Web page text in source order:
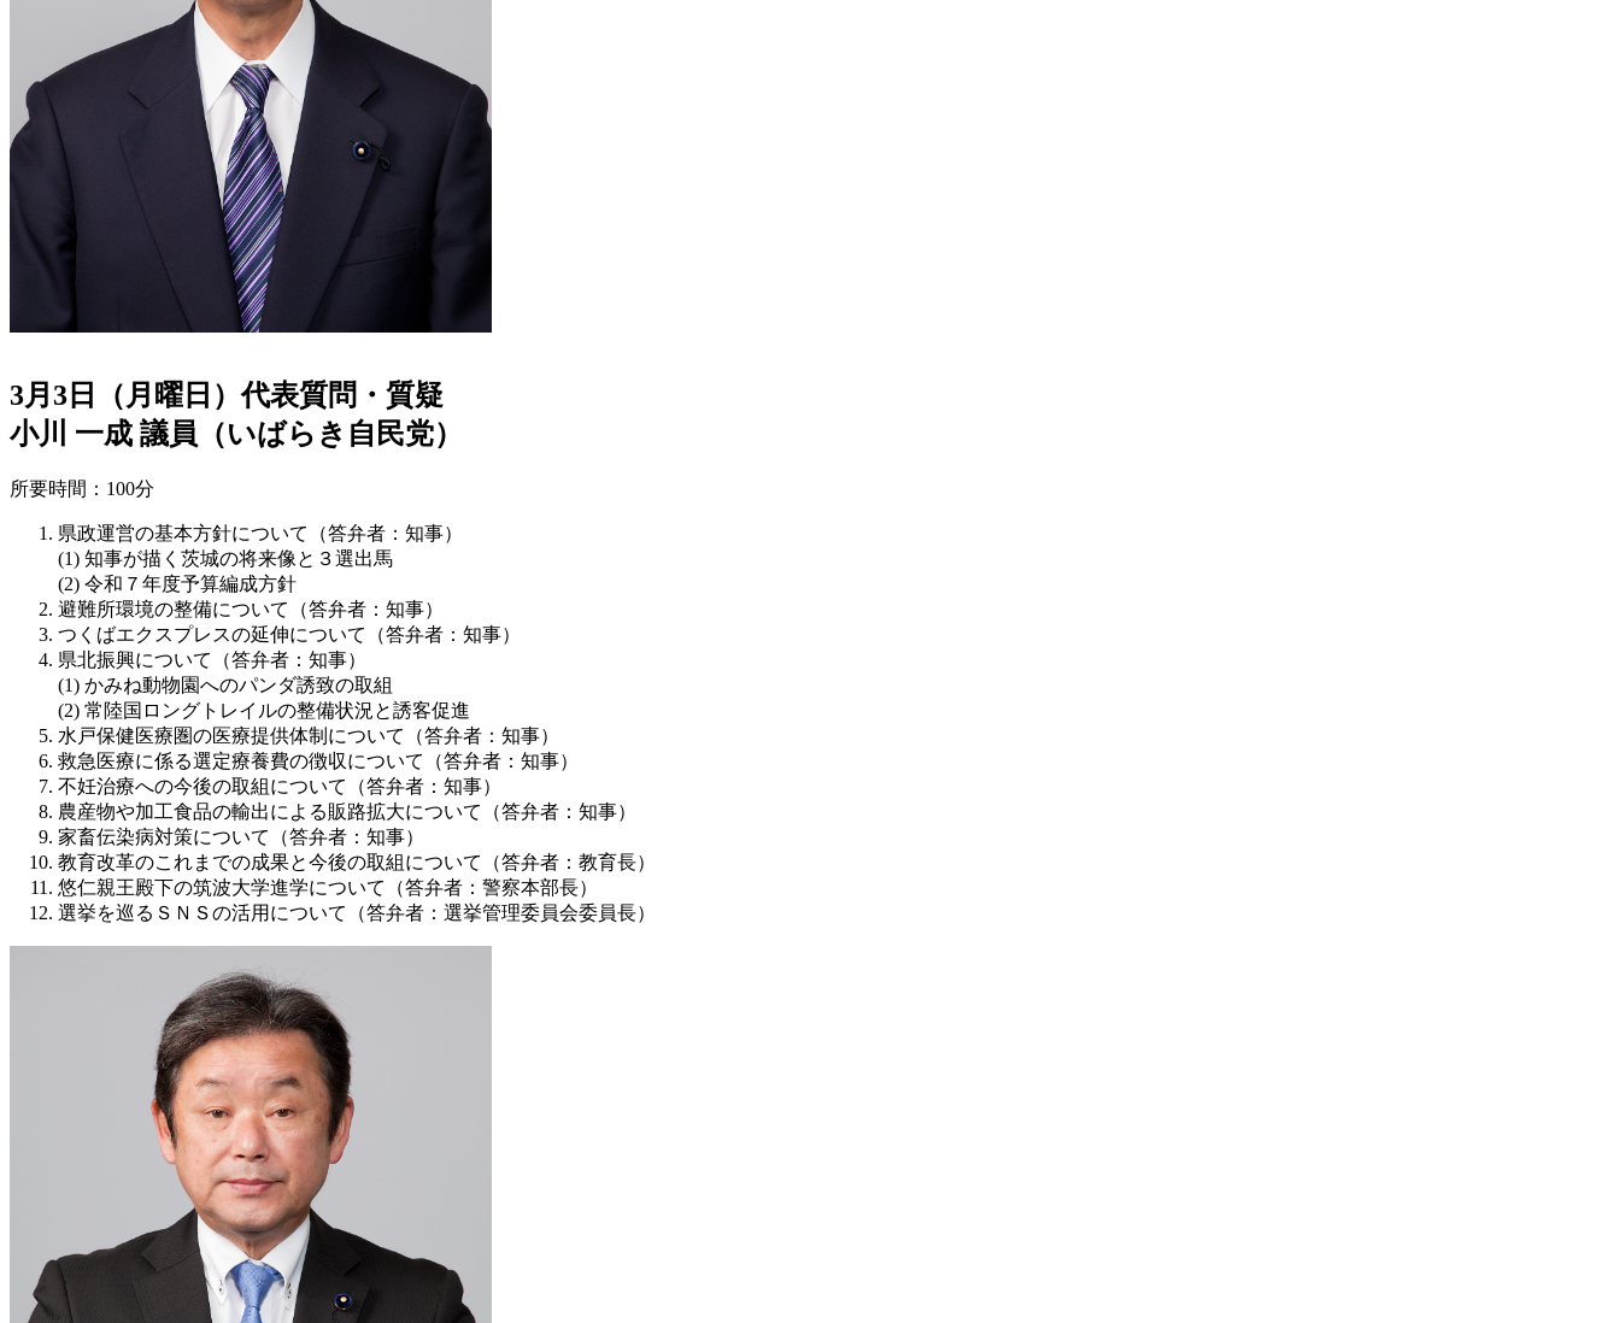
3月3日（月曜日）代表質問・質疑
小川 一成 議員（いばらき自民党）
所要時間：100分
県政運営の基本方針について（答弁者：知事）
知事が描く茨城の将来像と３選出馬
令和７年度予算編成方針
避難所環境の整備について（答弁者：知事）
つくばエクスプレスの延伸について（答弁者：知事）
県北振興について（答弁者：知事）
かみね動物園へのパンダ誘致の取組
常陸国ロングトレイルの整備状況と誘客促進
水戸保健医療圏の医療提供体制について（答弁者：知事）
救急医療に係る選定療養費の徴収について（答弁者：知事）
不妊治療への今後の取組について（答弁者：知事）
農産物や加工食品の輸出による販路拡大について（答弁者：知事）
家畜伝染病対策について（答弁者：知事）
教育改革のこれまでの成果と今後の取組について（答弁者：教育長）
悠仁親王殿下の筑波大学進学について（答弁者：警察本部長）
選挙を巡るＳＮＳの活用について（答弁者：選挙管理委員会委員長）